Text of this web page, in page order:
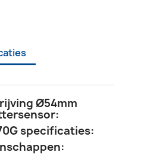
Ø54mm
specificaties: